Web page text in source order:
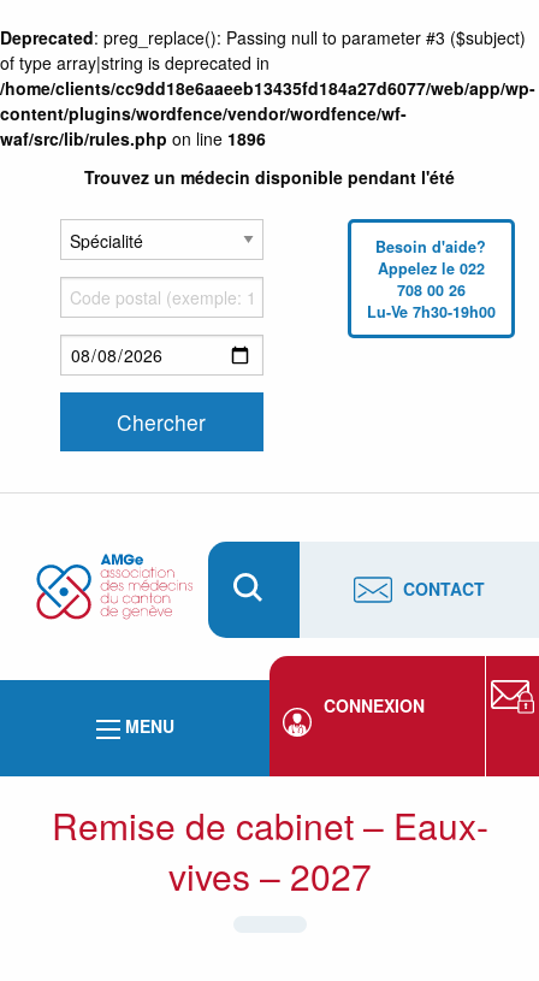
Deprecated: preg_replace(): Passing null to parameter #3 ($subject)
of type array|string is deprecated in
/home/clients/cc9dd18e6aaeeb13435fd184a27d6077/web/app/wp-
content/plugins/wordfence/vendor/wordfence/wf-
waf/src/lib/rules.php on line 1896
Trouvez un médecin disponible pendant l'été
Besoin d'aide?
Appelez le 022
708 00 26
Lu-Ve 7h30-19h00
CONTACT
MENU
CONNEXION
Remise de cabinet – Eaux-
vives – 2027